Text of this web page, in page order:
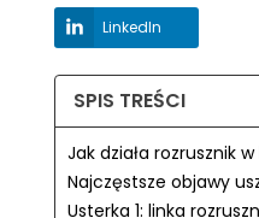
LinkedIn
SPIS TREŚCI
Jak działa rozrusznik
Najczęstsze objawy
Usterka 1: linka